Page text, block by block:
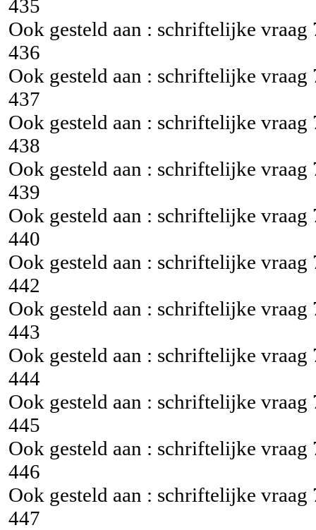
435
Ook gesteld aan : schriftelijke vraag
436
Ook gesteld aan : schriftelijke vraag
437
Ook gesteld aan : schriftelijke vraag
438
Ook gesteld aan : schriftelijke vraag
439
Ook gesteld aan : schriftelijke vraag
440
Ook gesteld aan : schriftelijke vraag
442
Ook gesteld aan : schriftelijke vraag
443
Ook gesteld aan : schriftelijke vraag
444
Ook gesteld aan : schriftelijke vraag
445
Ook gesteld aan : schriftelijke vraag
446
Ook gesteld aan : schriftelijke vraag
447